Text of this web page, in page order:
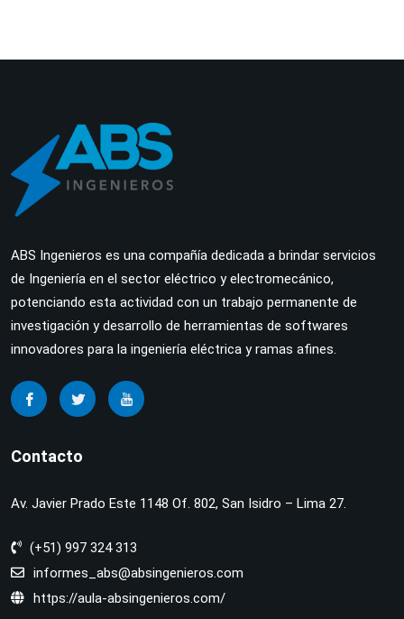
ABS Ingenieros es una compañía dedicada a brindar servicios
de Ingeniería en el sector eléctrico y electromecánico,
potenciando esta actividad con un trabajo permanente de
investigación y desarrollo de herramientas de softwares
innovadores para la ingeniería eléctrica y ramas afines.
Contacto
Av. Javier Prado Este 1148 Of. 802, San Isidro – Lima 27.
(+51) 997 324 313
informes_abs@absingenieros.com
https://aula-absingenieros.com/